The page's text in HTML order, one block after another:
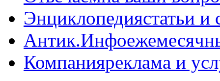
Энциклопедиястатьи и
Антик.Инфо
Компанияреклама и